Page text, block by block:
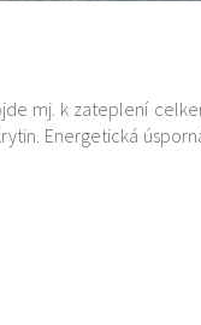
mj. k zateplení
Energetická